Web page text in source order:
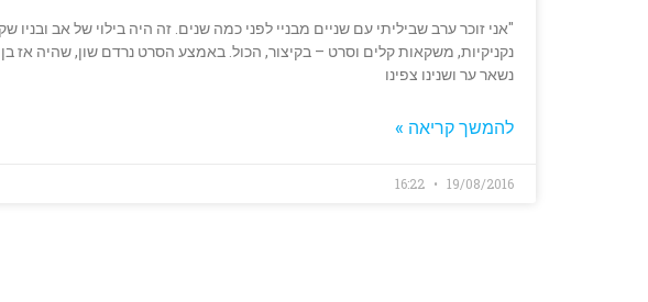
"אני זוכר ערב שביליתי עם שניים מבניי לפני כמה שנים. זה היה בילוי של אב
נקניקיות, משקאות קלים וסרט – בקיצור, הכול. באמצע הסרט נרדם שון, שהיה אז
נשאר ער ושנינו צפינו
להמשך קריאה »
19/08/2016